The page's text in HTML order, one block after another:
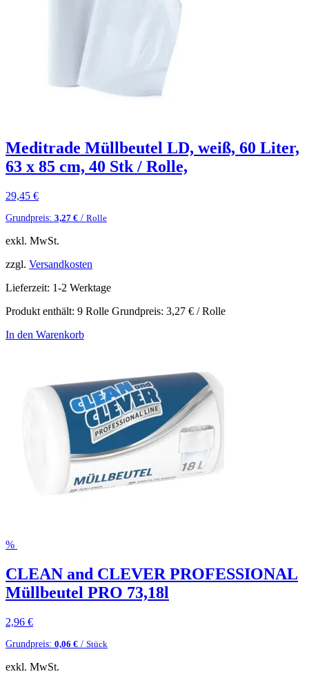
Meditrade Müllbeutel LD, weiß, 60 Liter,
63 x 85 cm, 40 Stk / Rolle,
29,45 €
Grundpreis: 3,27 € / Rolle
exkl. MwSt.
zzgl. Versandkosten
Lieferzeit: 1-2 Werktage
Produkt enthält: 9 Rolle Grundpreis: 3,27 € /Rolle
In den Warenkorb
%
CLEAN and CLEVER PROFESSIONAL
Müllbeutel PRO 73,18l
2,96 €
Grundpreis: 0,06 € / Stück
exkl. MwSt.